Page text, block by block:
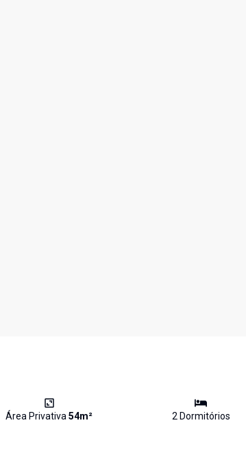
Área Privativa54m² 2Dormitórios